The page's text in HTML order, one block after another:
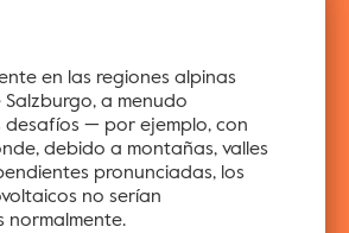
en las regiones alpinas
a menudo
desafíos — por ejemplo, con
debido a montañas, valles
pronunciadas, los
no serían
normalmente.